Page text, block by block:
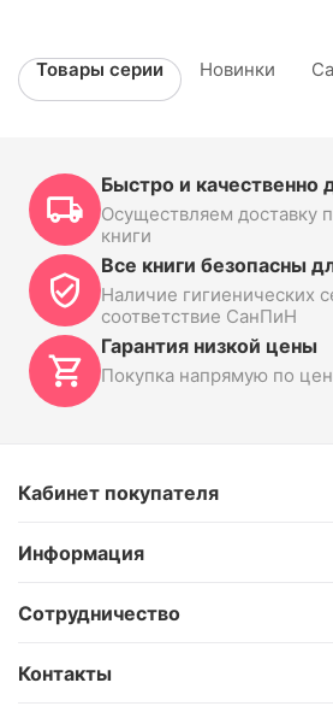
Товары серии Новинки
Быстро и качественно
Осуществляем доставку
книги
Все книги безопасны
Наличие гигиенических
соответствие СанПиН
Гарантия низкой цены
Покупка напрямую по
Кабинет покупателя
Информация
Сотрудничество
Контакты